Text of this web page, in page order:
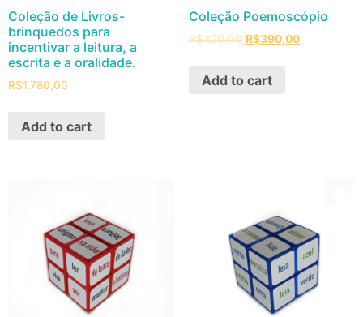
Coleção de Livros-
brinquedos para
incentivar a leitura, a
escrita e a oralidade.
R$1.780,00
Add to cart
Coleção Poemoscópio
R$420,00 R$390,00
Add to cart